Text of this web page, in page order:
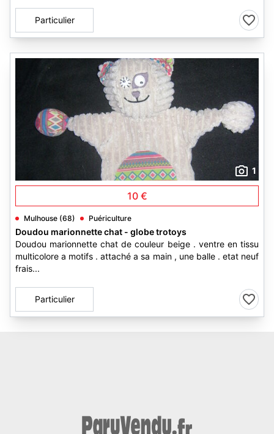
Particulier
1
10 €
Mulhouse (68) Puériculture
Doudou marionnette chat - globe trotoys
Doudou marionnette chat de couleur beige . ventre en tissu
multicolore a motifs . attaché a sa main , une balle . etat neuf
frais...
Particulier